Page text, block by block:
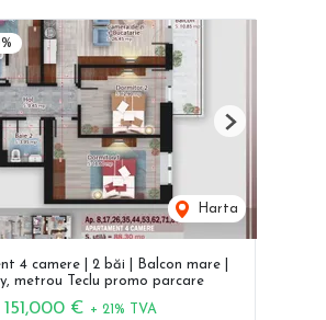
Harta
Next
4 camere | 2 băi | Balcon mare |
metrou Teclu promo parcare
151,000 € + 21% TVA